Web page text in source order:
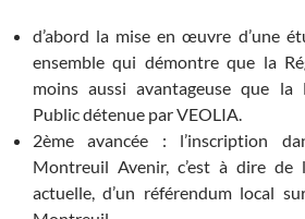
d’abord la mise en œuvre d’une
ensemble qui démontre que la
moins aussi avantageuse que la
Public détenue par VEOLIA.
2ème avancée : l’inscription
Montreuil Avenir, c’est à dire de
actuelle, d’un référendum local